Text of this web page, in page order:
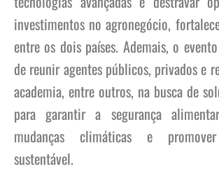
investimentos no agronegócio,
entre os dois países. Ademais, o
de reunir agentes públicos, privados e
academia, entre outros, na busca de
para garantir a segurança
mudanças climáticas e
sustentável.